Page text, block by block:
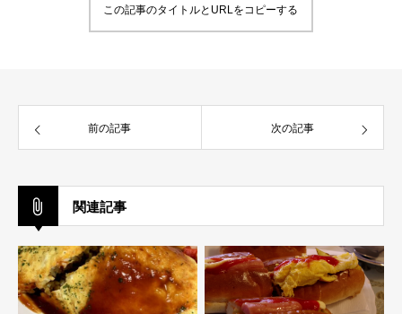
この記事のタイトルとURLをコピーする
前の記事 次の記事
関連記事